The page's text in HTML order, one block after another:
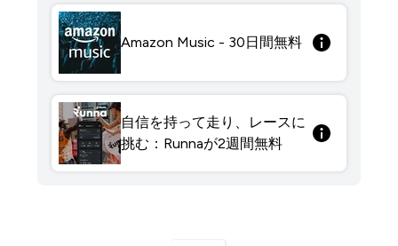
Amazon Music - 30日間無料
自信を持って走り、レースに
挑む：Runnaが2週間無料